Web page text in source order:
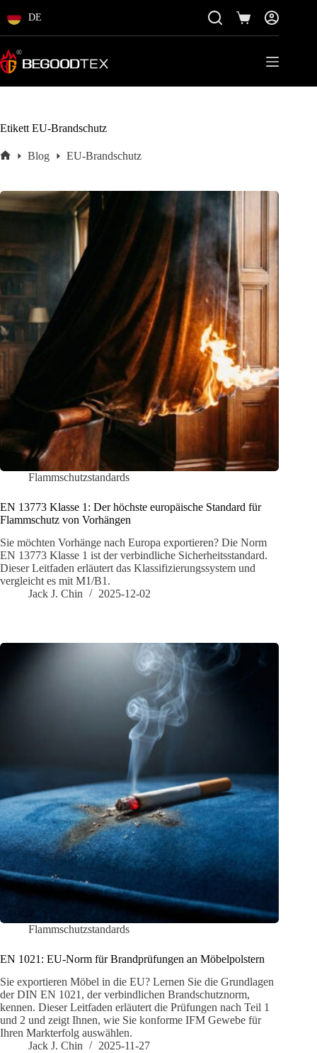
Inhalt
DE Einkaufswagen
Etikett EU-Brandschutz
Blog EU-Brandschutz
Flammschutzstandards
EN 13773 Klasse 1: Der höchste europäische Standard für
Flammschutz von Vorhängen
Sie möchten Vorhänge nach Europa exportieren? Die Norm
EN 13773 Klasse 1 ist der verbindliche Sicherheitsstandard.
Dieser Leitfaden erläutert das Klassifizierungssystem und
vergleicht es mit M1/B1.
Jack J. Chin
2025-12-02
Flammschutzstandards
EN 1021: EU-Norm für Brandprüfungen an Möbelpolstern
Sie exportieren Möbel in die EU? Lernen Sie die Grundlagen
der DIN EN 1021, der verbindlichen Brandschutznorm,
kennen. Dieser Leitfaden erläutert die Prüfungen nach Teil 1
und 2 und zeigt Ihnen, wie Sie konforme IFM Gewebe für
Ihren Markterfolg auswählen.
Jack J. Chin
2025-11-27